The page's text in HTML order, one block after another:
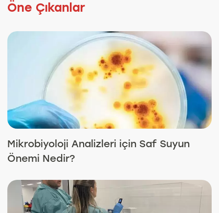
Öne Çıkanlar
Mikrobiyoloji Analizleri için Saf Suyun
Önemi Nedir?